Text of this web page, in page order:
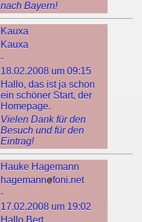
nach Bayern!
Kauxa
Kauxa
-
18.02.2008 um 09:15
Hallo, das ist ja schon
ein schöner Start, der
Homepage.
Vielen Dank für den
Besuch und für den
Eintrag!
Hauke Hagemann
hagemann
foni.net
-
17.02.2008 um 19:02